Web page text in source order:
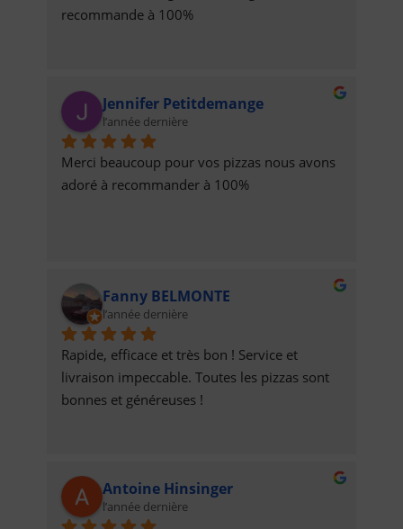
recommande à 100%
Jennifer Petitdemange
l’année dernière
Merci beaucoup pour vos pizzas nous avons
adoré à recommander à 100%
Fanny BELMONTE
l’année dernière
Rapide, efficace et très bon ! Service et
livraison impeccable. Toutes les pizzas sont
bonnes et généreuses !
Antoine Hinsinger
l’année dernière